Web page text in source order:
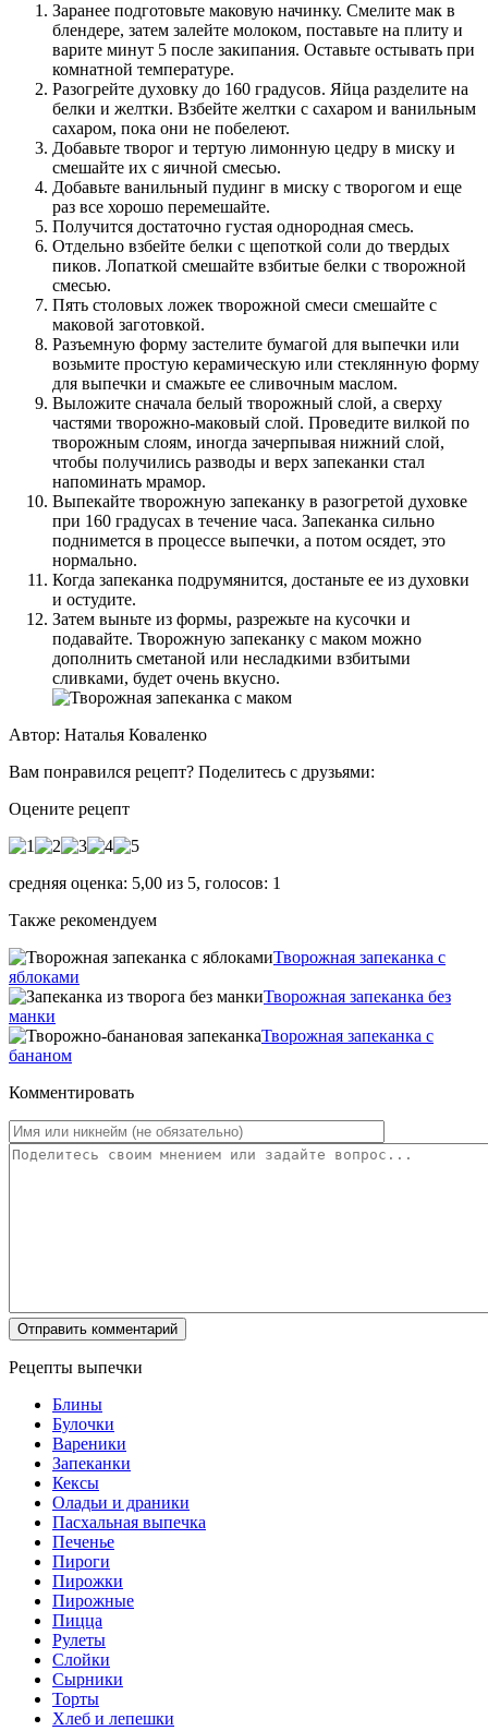
Заранее подготовьте маковую начинку. Смелите мак в
блендере, затем залейте молоком, поставьте на плиту и
варите минут 5 после закипания. Оставьте остывать при
комнатной температуре.
Разогрейте духовку до 160 градусов. Яйца разделите на
белки и желтки. Взбейте желтки с сахаром и ванильным
сахаром, пока они не побелеют.
Добавьте творог и тертую лимонную цедру в миску и
смешайте их с яичной смесью.
Добавьте ванильный пудинг в миску с творогом и еще
раз все хорошо перемешайте.
Получится достаточно густая однородная смесь.
Отдельно взбейте белки с щепоткой соли до твердых
пиков. Лопаткой смешайте взбитые белки с творожной
смесью.
Пять столовых ложек творожной смеси смешайте с
маковой заготовкой.
Разъемную форму застелите бумагой для выпечки или
возьмите простую керамическую или стеклянную форму
для выпечки и смажьте ее сливочным маслом.
Выложите сначала белый творожный слой, а сверху
частями творожно-маковый слой. Проведите вилкой по
творожным слоям, иногда зачерпывая нижний слой,
чтобы получились разводы и верх запеканки стал
напоминать мрамор.
Выпекайте творожную запеканку в разогретой духовке
при 160 градусах в течение часа. Запеканка сильно
поднимется в процессе выпечки, а потом осядет, это
нормально.
Когда запеканка подрумянится, достаньте ее из духовки
и остудите.
Затем выньте из формы, разрежьте на кусочки и
подавайте. Творожную запеканку с маком можно
дополнить сметаной или несладкими взбитыми
сливками, будет очень вкусно.
Автор: Наталья Коваленко
Вам понравился рецепт? Поделитесь с друзьями:
Оцените рецепт
средняя оценка: 5,00 из 5, голосов: 1
Также рекомендуем
Творожная запеканка с
яблоками
Творожная запеканка без
манки
Творожная запеканка с
бананом
Комментировать
Рецепты выпечки
Блины
Булочки
Вареники
Запеканки
Кексы
Оладьи и драники
Пасхальная выпечка
Печенье
Пироги
Пирожки
Пирожные
Пицца
Рулеты
Слойки
Сырники
Торты
Хлеб и лепешки